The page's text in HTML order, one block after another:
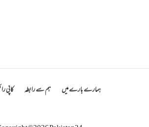
ہمارے بارے میں ہم سے رابطہ کاپی